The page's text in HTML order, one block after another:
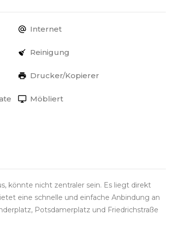
Internet
Reinigung
Drucker/Kopierer
Möbliert
könnte nicht zentraler sein. Es liegt direkt
eine schnelle und einfache Anbindung an
Potsdamerplatz und Friedrichstraße